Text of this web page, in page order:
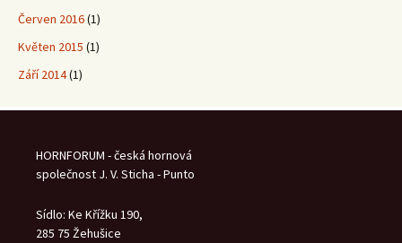
Červen 2016(1)
Květen 2015 (1)
Září 2014(1)
HORNFORUM - česká hornová
společnost J. V. Sticha - Punto
Sídlo: Ke Křížku 190,
285 75 Žehušice